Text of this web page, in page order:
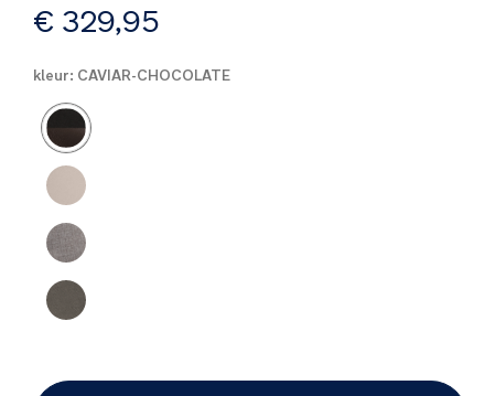
vanaf
€ 329,95
kleur: CAVIAR-CHOCOLATE
Product Fashions